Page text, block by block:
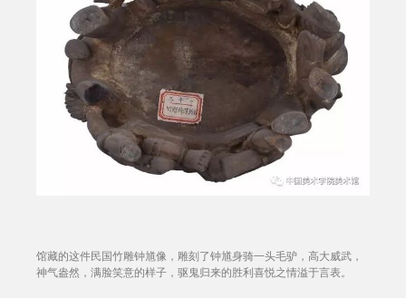
馆藏的这件民国竹雕钟馗像，雕刻了钟馗身骑一头毛驴，高大威武，
神气盎然，满脸笑意的样子，驱鬼归来的胜利喜悦之情溢于言表。